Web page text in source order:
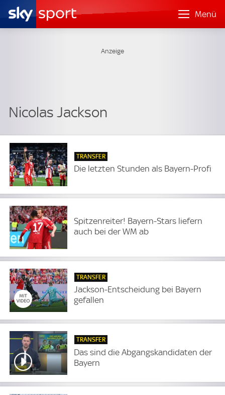
Menü
Nicolas Jackson
TRANSFER
Die letzten Stunden als Bayern-Profi
Spitzenreiter! Bayern-Stars liefern
auch bei der WM ab
TRANSFER
Jackson-Entscheidung bei Bayern
gefallen
TRANSFER
Das sind die Abgangskandidaten der
Bayern